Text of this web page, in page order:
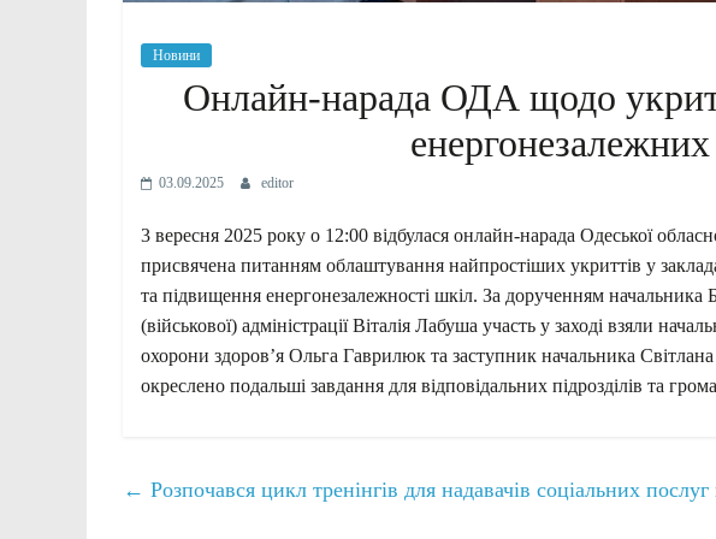
Новини
Онлайн-нарада ОДА щодо
03.09.2025 editor
3 вересня 2025 року о 12:00 відбулася онлайн-нарада Одеської
присвячена питанням облаштування найпростіших укриттів у
та підвищення енергонезалежності шкіл. За дорученням начальника
(військової) адміністрації Віталія Лабуша участь у заході взяли
охорони здоров’я Ольга Гаврилюк та заступник начальника
окреслено подальші завдання для відповідальних підрозділів та
← Розпочався цикл тренінгів для надавачів соціальних